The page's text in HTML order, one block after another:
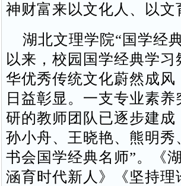
神财富来以文化人、以文
湖北文理学院“国学经
以来，校园国学经典学
华优秀传统文化蔚然成
日益彰显。一支专业素
研的教师团队已逐步建
孙小舟、王晓艳、熊明
书会国学经典名师”。《
涵育时代新人》《坚持